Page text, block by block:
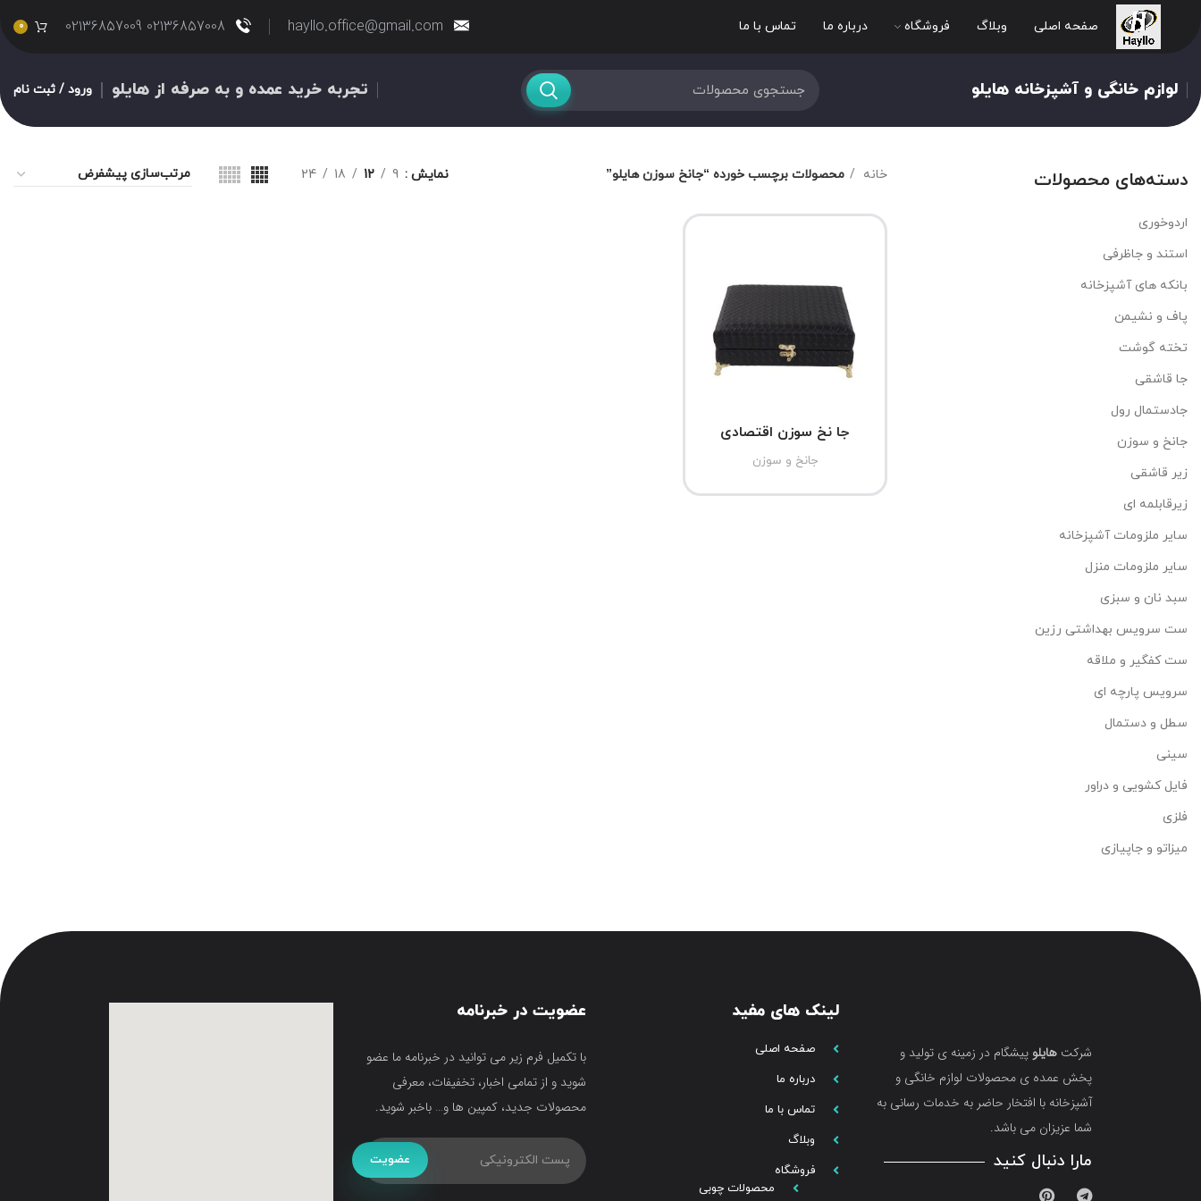
صفحه اصلی وبلاگ فروشگاه درباره ما تماس با ما hayllo.office@gmail.com
02136857008 02136857009
0
لوازم خانگی و آشپزخانه هایلو تجربه خرید عمده و به صرفه از هایلو ورود / ثبت نام
دسته‌های محصولات
اردوخوری
استند و جاظرفی
بانکه های آشپزخانه
پاف و نشیمن
تخته گوشت
جا قاشقی
جادستمال رول
جانخ و سوزن
زیر قاشقی
زیرقابلمه ای
سایر ملزومات آشپزخانه
سایر ملزومات منزل
سبد نان و سبزی
ست سرویس بهداشتی رزین
ست کفگیر و ملاقه
سرویس پارچه ای
سطل و دستمال
سینی
فایل کشویی و دراور
فلزی
میزاتو و جاپیازی
خانه محصولات برچسب خورده “جانخ سوزن هایلو” نمایش 9
12
18
24
جا نخ سوزن اقتصادی
جانخ و سوزن
شرکت هایلو پیشگام در زمینه ی تولید و
پخش عمده ی محصولات لوازم خانگی و
آشپزخانه با افتخار حاضر به خدمات رسانی به
شما عزیزان می باشد.
مارا دنبال کنید
لینک های مفید
صفحه اصلی
درباره ما
تماس با ما
وبلاگ
فروشگاه
محصولات چوبی
عضویت در خبرنامه
با تکمیل فرم زیر می توانید در خبرنامه ما عضو
شوید و از تمامی اخبار، تخفیفات، معرفی
محصولات جدید، کمپین ها و… باخبر شوید.
عضویت